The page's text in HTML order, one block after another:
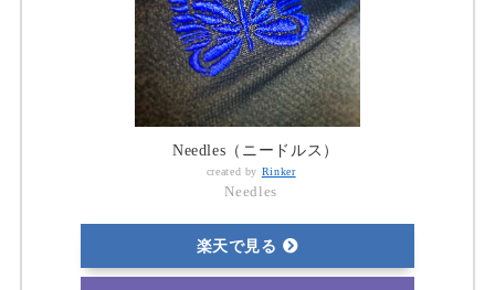
Needles（ニードルス）
created by Rinker
Needles
楽天で見る